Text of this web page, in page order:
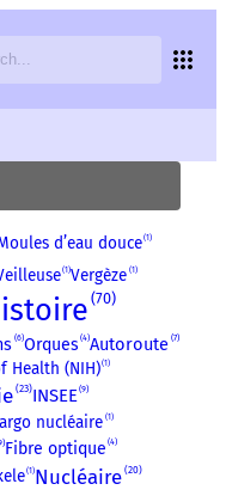
d’eau douce 1
1 Vergèze 1
70
6 Orques 4 Autoroute 7
Health (NIH) 1
23 INSEE 9
nucléaire 1
Fibre optique 4
1 Nucléaire 20